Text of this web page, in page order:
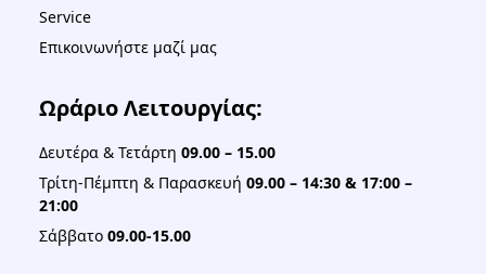
Service
Επικοινωνήστε μαζί μας
Ωράριο Λειτουργίας:
Δευτέρα & Τετάρτη 09.00 – 15.00
Τρίτη-Πέμπτη & Παρασκευή 09.00 – 14:30 & 17:00 –
21:00
Σάββατο 09.00-15.00